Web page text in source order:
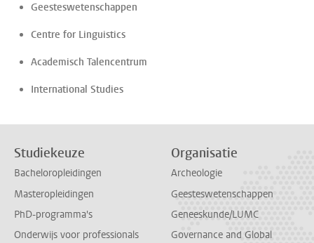
Geesteswetenschappen
Centre for Linguistics
Academisch Talencentrum
International Studies
Studiekeuze
Bacheloropleidingen
Masteropleidingen
PhD-programma's
Onderwijs voor professionals
Organisatie
Archeologie
Geesteswetenschappen
Geneeskunde/LUMC
Governance and Global